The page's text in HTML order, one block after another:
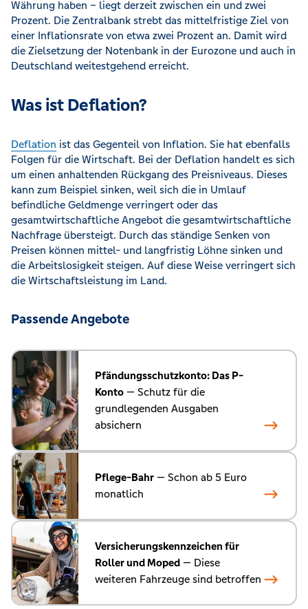
Währung haben – liegt derzeit zwischen ein und zwei
Prozent. Die Zentralbank strebt das mittelfristige Ziel von
einer Inflationsrate von etwa zwei Prozent an. Damit wird
die Zielsetzung der Notenbank in der Eurozone und auch in
Deutschland weitestgehend erreicht.
Was ist Deflation?
Deflation ist das Gegenteil von Inflation. Sie hat ebenfalls
Folgen für die Wirtschaft. Bei der Deflation handelt es sich
um einen anhaltenden Rückgang des Preisniveaus. Dieses
kann zum Beispiel sinken, weil sich die in Umlauf
befindliche Geldmenge verringert oder das
gesamtwirtschaftliche Angebot die gesamtwirtschaftliche
Nachfrage übersteigt. Durch das ständige Senken von
Preisen können mittel- und langfristig Löhne sinken und
die Arbeitslosigkeit steigen. Auf diese Weise verringert sich
die Wirtschaftsleistung im Land.
Passende Angebote
Pfändungsschutzkonto: Das P-
Konto — Schutz für die
grundlegenden Ausgaben
absichern
Pflege-Bahr — Schon ab 5 Euro
monatlich
Versicherungskennzeichen für
Roller und Moped — Diese
weiteren Fahrzeuge sind betroffen